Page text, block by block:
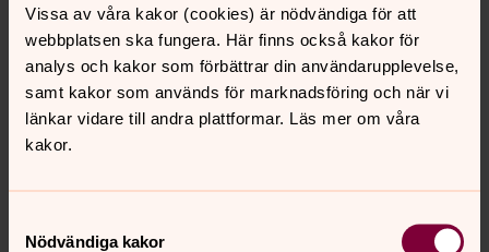
Vissa av våra kakor (cookies) är nödvändiga för att
webbplatsen ska fungera. Här finns också kakor för
analys och kakor som förbättrar din användarupplevelse,
samt kakor som används för marknadsföring och när vi
länkar vidare till andra plattformar. Läs mer om våra
kakor.
Nödvändiga kakor
Direkt:
046-71 88 67
E-post: christian.backe@svenskakyrkan.se
Mer om Christian Backe
Kantor Torns församling